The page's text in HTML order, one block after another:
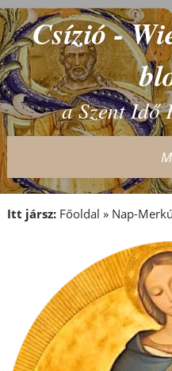
Csízió -
a Szent Idő
Itt jársz: Főoldal » Nap-